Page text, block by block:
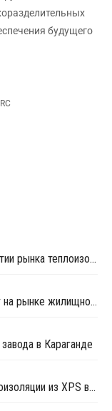
будущего
СИБУР и QAZ IZOL договорились о развитии рынка теплоизоляционных материалов в Казахстане
Использование полистиролбетона растет на рынке жилищного строительства Казахстана
в Караганде
Технониколь открыла производство теплоизоляции из XPS в Казахстане